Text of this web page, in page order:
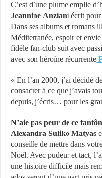
C’est d’une plume emplie
Jeannine Anziani écrit pour
Dans ses albums et romans
Méditerranée, espoir et
fidèle fan-club suit avec
avec son héroïne récurrente
« En l’an 2000, j’ai décidé
consacrer à ce que j’avais
depuis, j’écris… pour les
N’aie pas peur de ce
Alexandra Suliko Matyas
conseille de mettre dans
Noël. Avec pudeur et tact,
une histoire difficile mais